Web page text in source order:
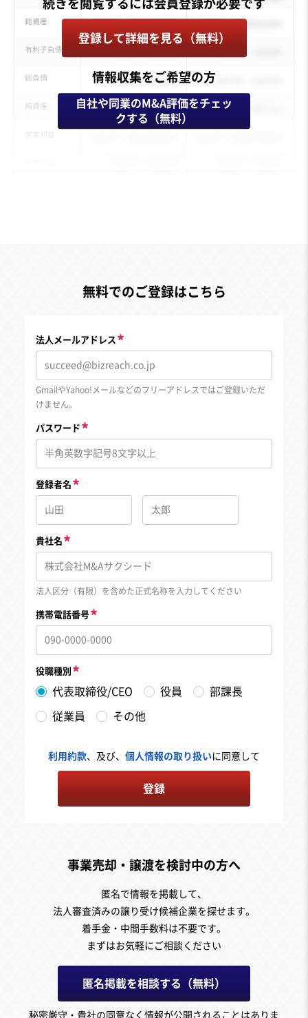
登録して詳細を見る（無料）
情報収集をご希望の方
自社や同業のM&A評価をチェッ
クする（無料）
無料でのご登録はこちら
法人メールアドレス
GmailやYahoo!メールなどのフリーアドレスではご登録いただ
けません。
パスワード
登録者名
貴社名
法人区分（有限）を含めた正式名称を入力してください
携帯電話番号
役職種別
代表取締役/CEO 役員 部課長
従業員 その他
利用約款、及び、 個人情報の取り扱いに同意して
登録
事業売却・譲渡を検討中の方へ
匿名で情報を掲載して、
法人審査済みの譲り受け候補企業を探せます。
着手金・中間手数料は不要です。
まずはお気軽にご相談ください
匿名掲載を相談する（無料）
秘密厳守・貴社の同意なく情報が公開されることはありま